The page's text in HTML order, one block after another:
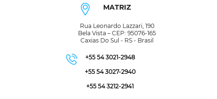
MATRIZ
Rua Leonardo Lazzari, 190
Bela Vista – CEP: 95076-165
Caxias Do Sul - RS - Brasil
+55 54 3021-2948
+55 54 3027-2940
+55 54 3212-2941